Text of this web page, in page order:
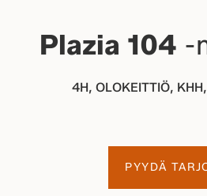
Plazia 104 -
4H, OLOKEITTIÖ,
PYYDÄ